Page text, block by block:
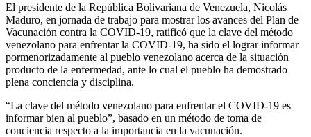
El presidente de la República Bolivariana de Venezuela, Nicolás
Maduro, en jornada de trabajo para mostrar los avances del Plan de
Vacunación contra la COVID-19, ratificó que la clave del método
venezolano para enfrentar la COVID-19, ha sido el lograr informar
pormenorizadamente al pueblo venezolano acerca de la situación
producto de la enfermedad, ante lo cual el pueblo ha demostrado
plena conciencia y disciplina.
“La clave del método venezolano para enfrentar el COVID-19 es
informar bien al pueblo”, basado en un método de toma de
conciencia respecto a la importancia en la vacunación.